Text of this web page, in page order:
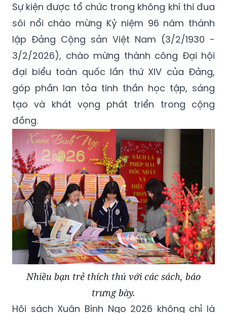
Sự kiện được tổ chức trong không khí thi đua
sôi nổi chào mừng Kỷ niệm 96 năm thành
lập Đảng Cộng sản Việt Nam (3/2/1930 -
3/2/2026), chào mừng thành công Đại hội
đại biểu toàn quốc lần thứ XIV của Đảng,
góp phần lan tỏa tinh thần học tập, sáng
tạo và khát vọng phát triển trong cộng
đồng.
Nhiều bạn trẻ thích thú với các sách, báo
trưng bày.
Hội sách Xuân Bính Ngọ 2026 không chỉ là